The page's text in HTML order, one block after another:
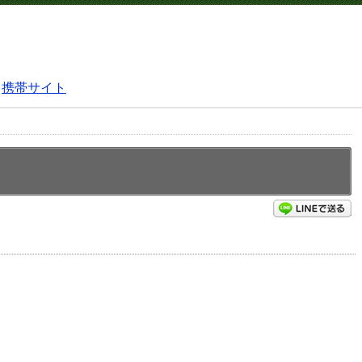
携帯サイト